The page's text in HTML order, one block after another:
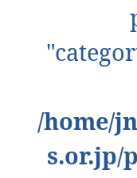
/home/
s.or.jp/